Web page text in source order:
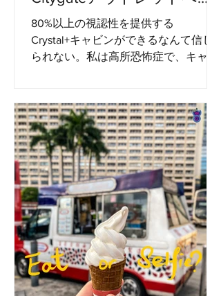
ガイド」
80%以上の視認性を提供する
Crystal+キャビンができるなんて信じ
られない。私は高所恐怖症で、キャビ
て、クールな父親のように振る舞わな
ければならなかったので、私はそれで
普通に振る舞わなければなりませんで
した...